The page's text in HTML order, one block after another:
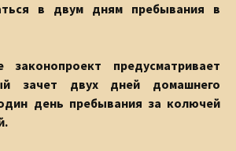
в двум дням пребывания в
предусматривает
зачет двух дней домашнего
день пребывания за колючей